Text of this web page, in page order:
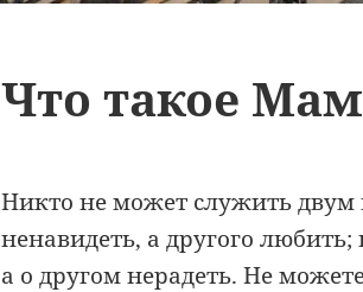
Что такое
Никто не может служить двум
ненавидеть, а другого любить;
а о другом нерадеть. Не